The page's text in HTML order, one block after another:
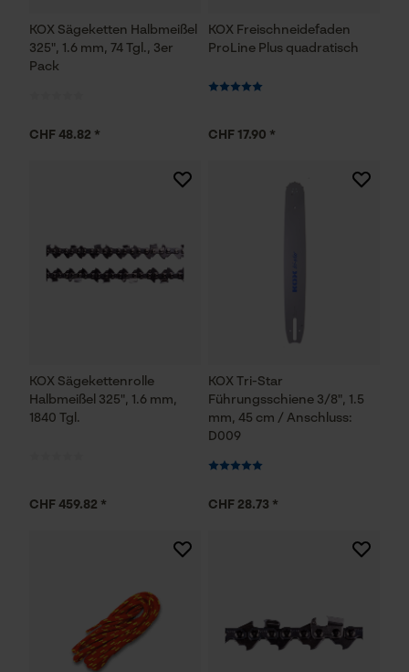
KOX Sägeketten Halbmeißel
325", 1.6 mm, 74 Tgl., 3er
Pack
CHF 48.82 *
KOX Freischneidefaden
ProLine Plus quadratisch
CHF 17.90 *
KOX Sägekettenrolle
Halbmeißel 325", 1.6 mm,
1840 Tgl.
CHF 459.82 *
KOX Tri-Star
Führungsschiene 3/8", 1.5
mm, 45 cm / Anschluss:
D009
CHF 28.73 *